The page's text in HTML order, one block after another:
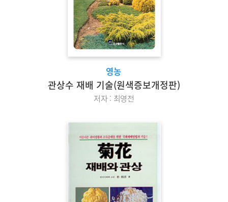
영농
관상수 재배 기술(원색증보개정판)
저자 : 최영전